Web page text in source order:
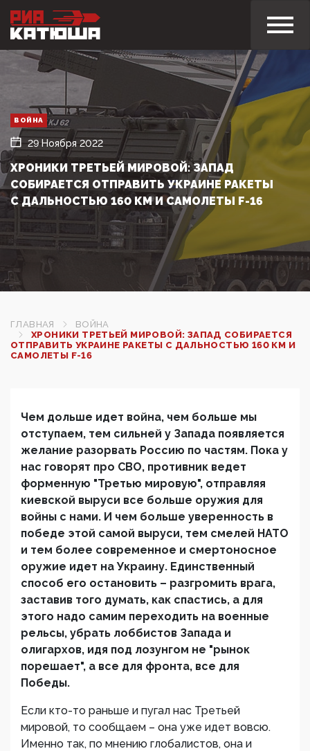
ВОЙНА
29 Ноября 2022
ХРОНИКИ ТРЕТЬЕЙ МИРОВОЙ: ЗАПАД
СОБИРАЕТСЯ ОТПРАВИТЬ УКРАИНЕ РАКЕТЫ
С ДАЛЬНОСТЬЮ 160 КМ И САМОЛЕТЫ F-16
ГЛАВНАЯ
ВОЙНА
ХРОНИКИ ТРЕТЬЕЙ МИРОВОЙ: ЗАПАД СОБИРАЕТСЯ
ОТПРАВИТЬ УКРАИНЕ РАКЕТЫ С ДАЛЬНОСТЬЮ 160 КМ И
САМОЛЕТЫ F-16
Чем дольше идет война, чем больше мы
отступаем, тем сильней у Запада появляется
желание разорвать Россию по частям. Пока у
нас говорят про СВО, противник ведет
форменную "Третью мировую", отправляя
киевской выруси все больше оружия для
войны с нами. И чем больше уверенность в
победе этой самой выруси, тем смелей НАТО
и тем более современное и смертоносное
оружие идет на Украину. Единственный
способ его остановить – разгромить врага,
заставив того думать, как спастись, а для
этого надо самим переходить на военные
рельсы, убрать лоббистов Запада и
олигархов, идя под лозунгом не "рынок
порешает", а все для фронта, все для
Победы.
Если кто-то раньше и пугал нас Третьей
мировой, то сообщаем – она уже идет вовсю.
Именно так, по мнению глобалистов, она и